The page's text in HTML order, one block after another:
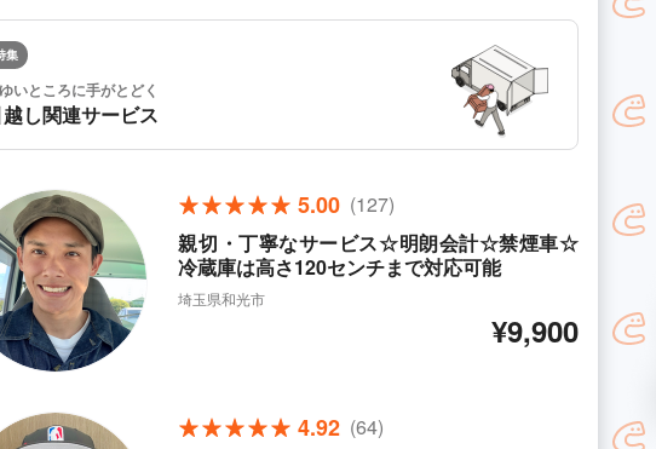
集
いところに手がとどく
し関連サービス
5.00 (127)
親切・丁寧なサービス☆明朗会計☆禁煙車☆
冷蔵庫は高さ120センチまで対応可能
埼玉県和光市
¥9,900
4.92 (64)